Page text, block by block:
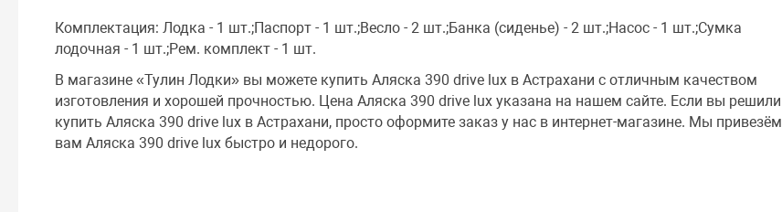
Комплектация: Лодка - 1 шт.;Паспорт - 1 шт.;Весло - 2 шт.;Банка (сиденье) - 2 шт.;Насос - 1 шт.;Сумка
лодочная - 1 шт.;Рем. комплект - 1 шт.
В магазине «Тулин Лодки» вы можете купить Аляска 390 drive lux в Астрахани с отличным качеством
изготовления и хорошей прочностью. Цена Аляска 390 drive lux указана на нашем сайте. Если вы решили
купить Аляска 390 drive lux в Астрахани, просто оформите заказ у нас в интернет-магазине. Мы привезём
вам Аляска 390 drive lux быстро и недорого.